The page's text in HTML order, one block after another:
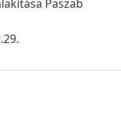
Paszab